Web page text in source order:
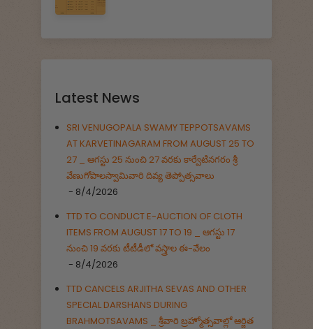
Latest News
SRI VENUGOPALA SWAMY TEPPOTSAVAMS
AT KARVETINAGARAM FROM AUGUST 25 TO
27 _ ఆగస్టు 25 నుంచి 27 వరకు కార్వేటినగరం శ్రీ
వేణుగోపాలస్వామివారి దివ్య తెప్పోత్సవాలు
- 8/4/2026
TTD TO CONDUCT E-AUCTION OF CLOTH
ITEMS FROM AUGUST 17 TO 19 _ ఆగస్టు 17
నుంచి 19 వరకు టీటీడీలో వస్త్రాల ఈ-వేలం
- 8/4/2026
TTD CANCELS ARJITHA SEVAS AND OTHER
SPECIAL DARSHANS DURING
BRAHMOTSAVAMS _ శ్రీవారి బ్రహ్మోత్సవాల్లో ఆర్జిత